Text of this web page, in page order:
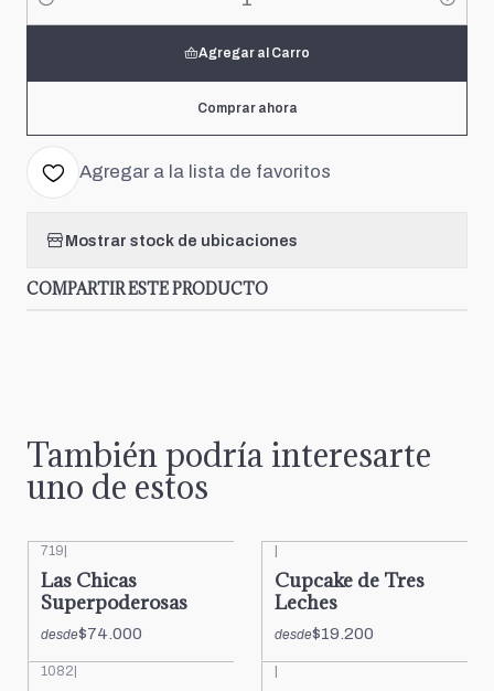
Cantidad
Agregar al Carro
Comprar ahora
Agregar a la lista de favoritos
Mostrar stock de ubicaciones
COMPARTIR ESTE PRODUCTO
También podría interesarte
uno de estos
719
Las Chicas
Superpoderosas
desde$74.000
Cupcake de Tres
Leches
desde$19.200
1082